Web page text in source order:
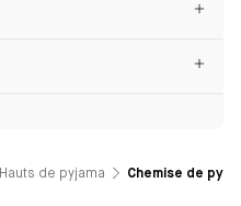
Hauts de pyjama Chemise de